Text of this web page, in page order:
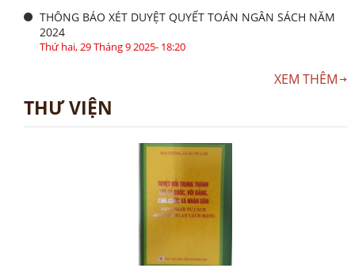
THÔNG BÁO XÉT DUYỆT QUYẾT TOÁN NGÂN SÁCH NĂM
2024
Thứ hai, 29 Tháng 9 2025- 18:20
XEM THÊM
THƯ VIỆN